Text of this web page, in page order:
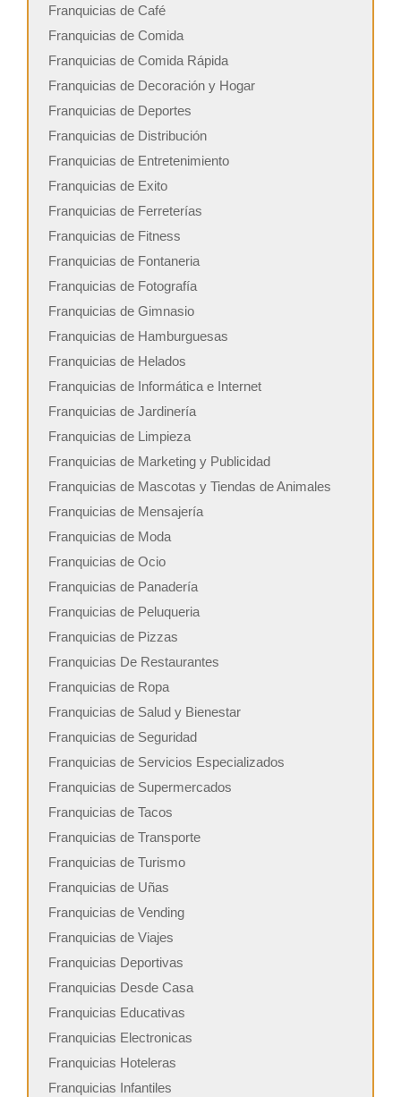
Franquicias de Café
Franquicias de Comida
Franquicias de Comida Rápida
Franquicias de Decoración y Hogar
Franquicias de Deportes
Franquicias de Distribución
Franquicias de Entretenimiento
Franquicias de Exito
Franquicias de Ferreterías
Franquicias de Fitness
Franquicias de Fontaneria
Franquicias de Fotografía
Franquicias de Gimnasio
Franquicias de Hamburguesas
Franquicias de Helados
Franquicias de Informática e Internet
Franquicias de Jardinería
Franquicias de Limpieza
Franquicias de Marketing y Publicidad
Franquicias de Mascotas y Tiendas de Animales
Franquicias de Mensajería
Franquicias de Moda
Franquicias de Ocio
Franquicias de Panadería
Franquicias de Peluqueria
Franquicias de Pizzas
Franquicias De Restaurantes
Franquicias de Ropa
Franquicias de Salud y Bienestar
Franquicias de Seguridad
Franquicias de Servicios Especializados
Franquicias de Supermercados
Franquicias de Tacos
Franquicias de Transporte
Franquicias de Turismo
Franquicias de Uñas
Franquicias de Vending
Franquicias de Viajes
Franquicias Deportivas
Franquicias Desde Casa
Franquicias Educativas
Franquicias Electronicas
Franquicias Hoteleras
Franquicias Infantiles